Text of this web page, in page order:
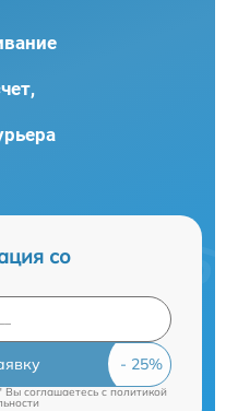
со
Вы соглашаетесь cполитикой